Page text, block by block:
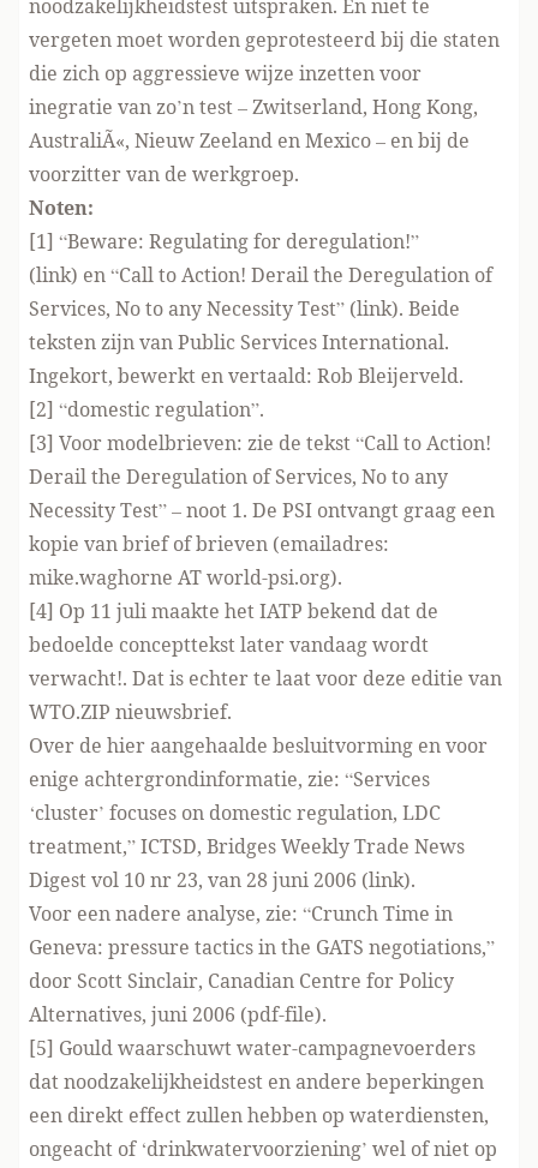
noodzakelijkheidstest uitspraken. En niet te
vergeten moet worden geprotesteerd bij die staten
die zich op aggressieve wijze inzetten voor
inegratie van zo’n test – Zwitserland, Hong Kong,
AustraliÃ«, Nieuw Zeeland en Mexico – en bij de
voorzitter van de werkgroep.
Noten:
[1] “Beware: Regulating for deregulation!”
(link) en “Call to Action! Derail the Deregulation of
Services, No to any Necessity Test” (link). Beide
teksten zijn van Public Services International.
Ingekort, bewerkt en vertaald: Rob Bleijerveld.
[2] “domestic regulation”.
[3] Voor modelbrieven: zie de tekst “Call to Action!
Derail the Deregulation of Services, No to any
Necessity Test” – noot 1. De PSI ontvangt graag een
kopie van brief of brieven (emailadres:
mike.waghorne AT world-psi.org).
[4] Op 11 juli maakte het IATP bekend dat de
bedoelde concepttekst later vandaag wordt
verwacht!. Dat is echter te laat voor deze editie van
WTO.ZIP nieuwsbrief.
Over de hier aangehaalde besluitvorming en voor
enige achtergrondinformatie, zie: “Services
‘cluster’ focuses on domestic regulation, LDC
treatment,” ICTSD, Bridges Weekly Trade News
Digest vol 10 nr 23, van 28 juni 2006 (link).
Voor een nadere analyse, zie: “Crunch Time in
Geneva: pressure tactics in the GATS negotiations,”
door Scott Sinclair, Canadian Centre for Policy
Alternatives, juni 2006 (pdf-file).
[5] Gould waarschuwt water-campagnevoerders
dat noodzakelijkheidstest en andere beperkingen
een direkt effect zullen hebben op waterdiensten,
ongeacht of ‘drinkwatervoorziening’ wel of niet op